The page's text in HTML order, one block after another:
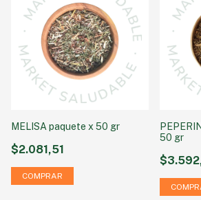
MELISA paquete x 50 gr
$2.081,51
50 gr